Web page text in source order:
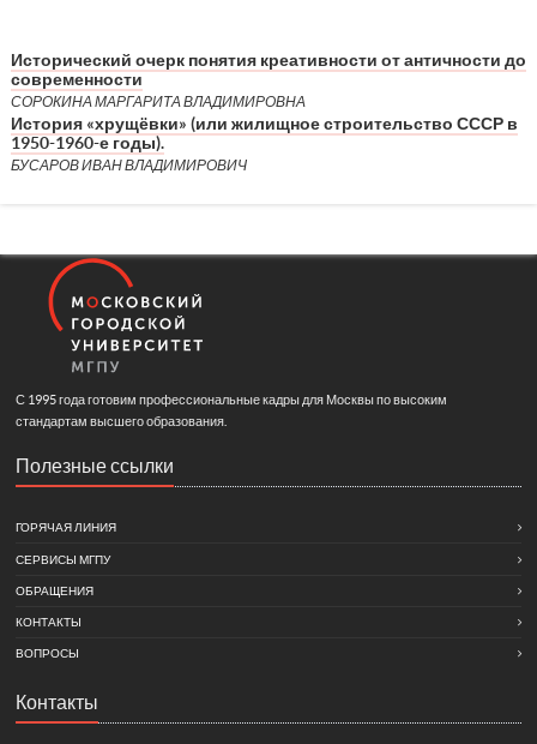
Исторический очерк понятия креативности от античности до
современности
СОРОКИНА МАРГАРИТА ВЛАДИМИРОВНА
История «хрущёвки» (или жилищное строительство СССР в
1950-1960-е годы).
БУСАРОВ ИВАН ВЛАДИМИРОВИЧ
С 1995 года готовим профессиональные кадры для Москвы по высоким
стандартам высшего образования.
Полезные ссылки
ГОРЯЧАЯ ЛИНИЯ
СЕРВИСЫ МГПУ
ОБРАЩЕНИЯ
КОНТАКТЫ
ВОПРОСЫ
Контакты